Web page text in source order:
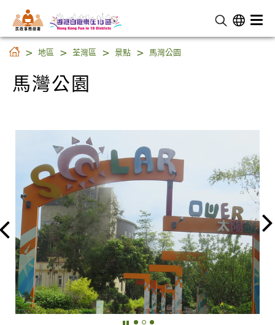
民 政 事 務 總 署
馬灣公園
地區 荃灣區 景點 馬灣公園
馬灣公園